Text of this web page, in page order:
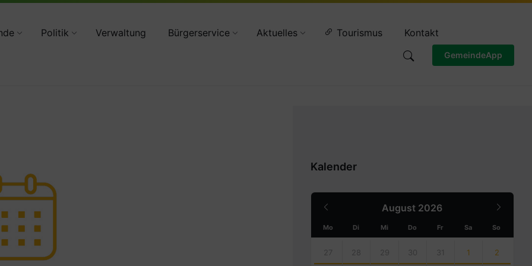
Politik Verwaltung Bürgerservice Aktuelles Tourismus Kontakt
GemeindeApp
Kalender
August 2026
Month
Mo Di Mi Do Fr Sa So
calendar
days
27 28 29 30 31 1 2